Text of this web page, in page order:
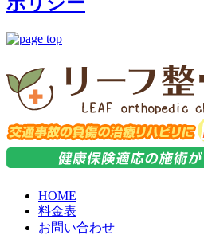
HOME
料金表
お問い合わせ